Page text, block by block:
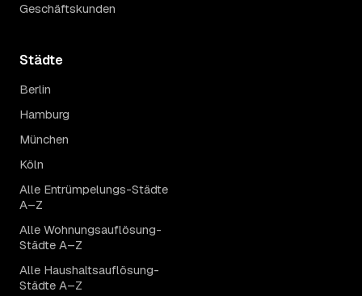
Geschäftskunden
Städte
Berlin
Hamburg
München
Köln
Alle Entrümpelungs-Städte
A–Z
Alle Wohnungsauflösung-
Städte A–Z
Alle Haushaltsauflösung-
Städte A–Z